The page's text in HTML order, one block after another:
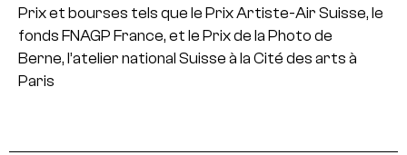
Prix et bourses tels que le Prix Artiste-Air Suisse, le
fonds FNAGP France, et le Prix de la Photo de
Berne, l’atelier national Suisse à la Cité des arts à
Paris